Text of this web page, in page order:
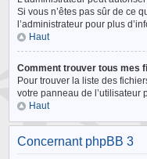
Si vous n’êtes pas sûr de ce
l’administrateur pour plus
Haut
Comment trouver tous mes
Pour trouver la liste des
votre panneau de l’utilisateur
Haut
Concernant phpBB 3